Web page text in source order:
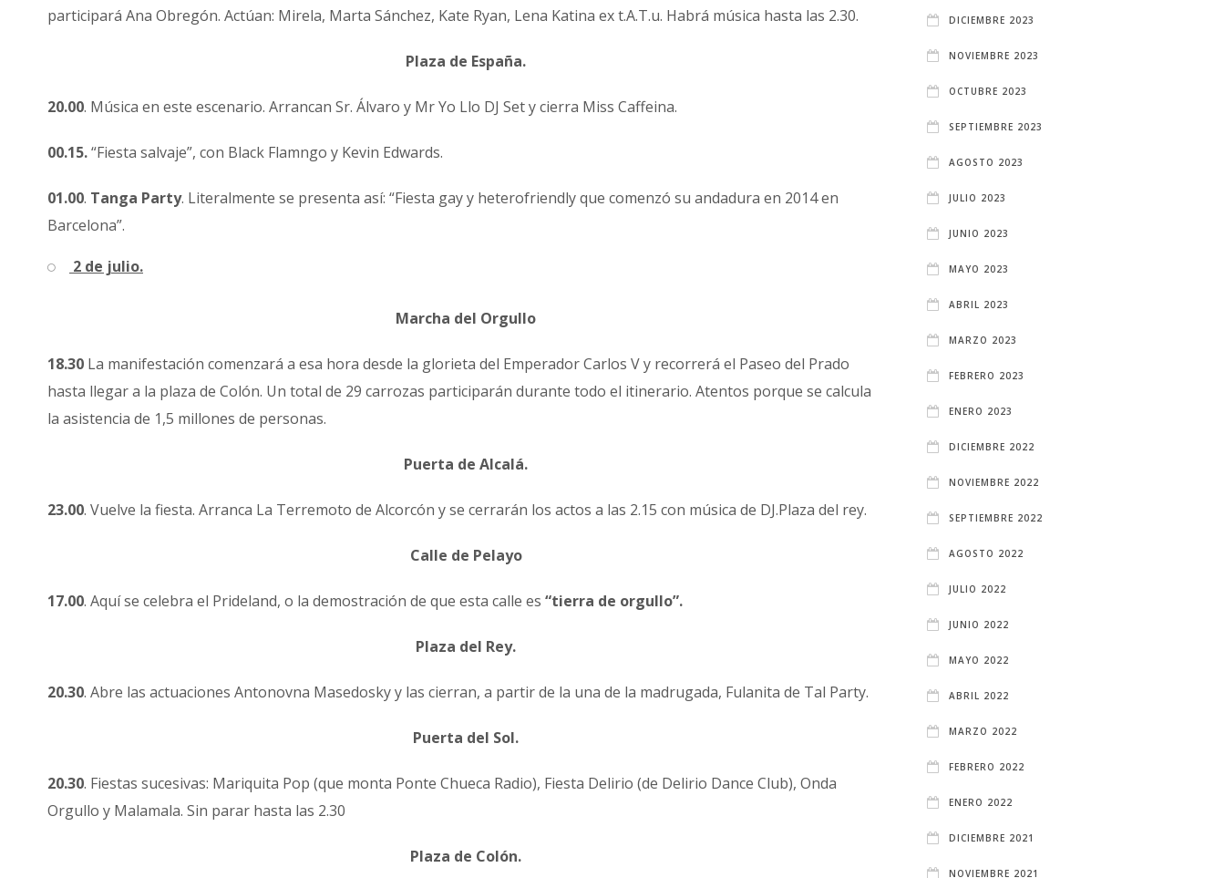
participará Ana Obregón. Actúan: Mirela, Marta Sánchez, Kate Ryan, Lena Katina ex t.A.T.u. Habrá música hasta las 2.30.
Plaza de España.
20.00. Música en este escenario. Arrancan Sr. Álvaro y Mr Yo Llo DJ Set y cierra Miss Caffeina.
00.15.“Fiesta salvaje”, con Black Flamngo y Kevin Edwards.
01.00. Tanga Party. Literalmente se presenta así: “Fiesta gay y heterofriendly que comenzó su andadura en 2014 en
Barcelona”.
2 de julio.
Marcha del Orgullo
18.30 La manifestación comenzará a esa hora desde la glorieta del Emperador Carlos V y recorrerá el Paseo del Prado
hasta llegar a la plaza de Colón. Un total de 29 carrozas participarán durante todo el itinerario. Atentos porque se calcula
la asistencia de 1,5 millones de personas.
Puerta de Alcalá.
23.00. Vuelve la fiesta. Arranca La Terremoto de Alcorcón y se cerrarán los actos a las 2.15 con música de DJ.Plaza del rey.
Calle de Pelayo
17.00. Aquí se celebra el Prideland, o la demostración de que esta calle es “tierra de orgullo”.
Plaza del Rey.
20.30. Abre las actuaciones Antonovna Masedosky y las cierran, a partir de la una de la madrugada, Fulanita de Tal Party.
Puerta del Sol.
20.30. Fiestas sucesivas: Mariquita Pop (que monta Ponte Chueca Radio), Fiesta Delirio (de Delirio Dance Club), Onda
Orgullo y Malamala. Sin parar hasta las 2.30
Plaza de Colón.
DICIEMBRE 2023
NOVIEMBRE 2023
OCTUBRE 2023
SEPTIEMBRE 2023
AGOSTO 2023
JULIO 2023
JUNIO 2023
MAYO 2023
ABRIL 2023
MARZO 2023
FEBRERO 2023
ENERO 2023
DICIEMBRE 2022
NOVIEMBRE 2022
SEPTIEMBRE 2022
AGOSTO 2022
JULIO 2022
JUNIO 2022
MAYO 2022
ABRIL 2022
MARZO 2022
FEBRERO 2022
ENERO 2022
DICIEMBRE 2021
NOVIEMBRE 2021